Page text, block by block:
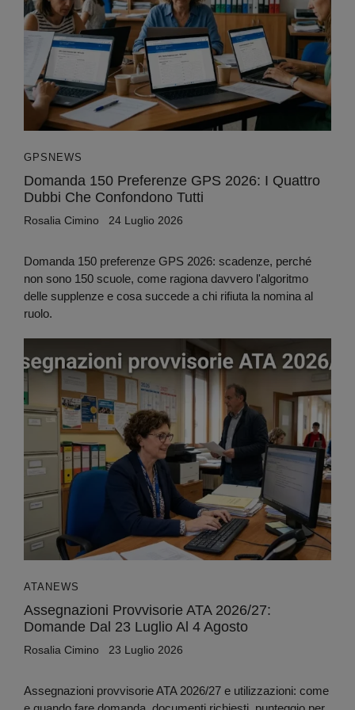
GPS NEWS
Domanda 150 Preferenze GPS 2026: I Quattro
Dubbi Che Confondono Tutti
Rosalia Cimino 24 Luglio 2026
Domanda 150 preferenze GPS 2026: scadenze, perché
non sono 150 scuole, come ragiona davvero l'algoritmo
delle supplenze e cosa succede a chi rifiuta la nomina al
ruolo.
ATA NEWS
Assegnazioni Provvisorie ATA 2026/27:
Domande Dal 23 Luglio Al 4 Agosto
Rosalia Cimino 23 Luglio 2026
Assegnazioni provvisorie ATA 2026/27 e utilizzazioni: come